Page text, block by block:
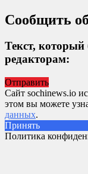
Сообщить
Текст,
редакторам:
Отправить
Сайт sochinews.io
этом вы можете
данных.
Принять
Политика